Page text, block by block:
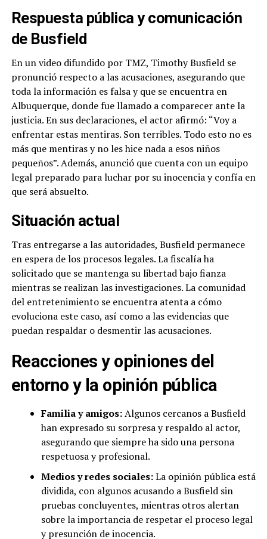
Respuesta pública y comunicación
de Busfield
En un video difundido por TMZ, Timothy Busfield se
pronunció respecto a las acusaciones, asegurando que
toda la información es falsa y que se encuentra en
Albuquerque, donde fue llamado a comparecer ante la
justicia. En sus declaraciones, el actor afirmó: “Voy a
enfrentar estas mentiras. Son terribles. Todo esto no es
más que mentiras y no les hice nada a esos niños
pequeños”. Además, anunció que cuenta con un equipo
legal preparado para luchar por su inocencia y confía en
que será absuelto.
Situación actual
Tras entregarse a las autoridades, Busfield permanece
en espera de los procesos legales. La fiscalía ha
solicitado que se mantenga su libertad bajo fianza
mientras se realizan las investigaciones. La comunidad
del entretenimiento se encuentra atenta a cómo
evoluciona este caso, así como a las evidencias que
puedan respaldar o desmentir las acusaciones.
Reacciones y opiniones del
entorno y la opinión pública
Familia y amigos:Algunos cercanos a Busfield
han expresado su sorpresa y respaldo al actor,
asegurando que siempre ha sido una persona
respetuosa y profesional.
Medios y redes sociales:La opinión pública está
dividida, con algunos acusando a Busfield sin
pruebas concluyentes, mientras otros alertan
sobre la importancia de respetar el proceso legal
y presunción de inocencia.